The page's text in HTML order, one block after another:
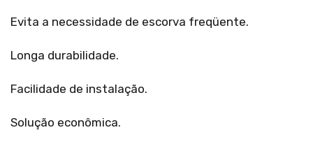
Evita a necessidade de escorva freqüente.
Longa durabilidade.
Facilidade de instalação.
Solução econômica.